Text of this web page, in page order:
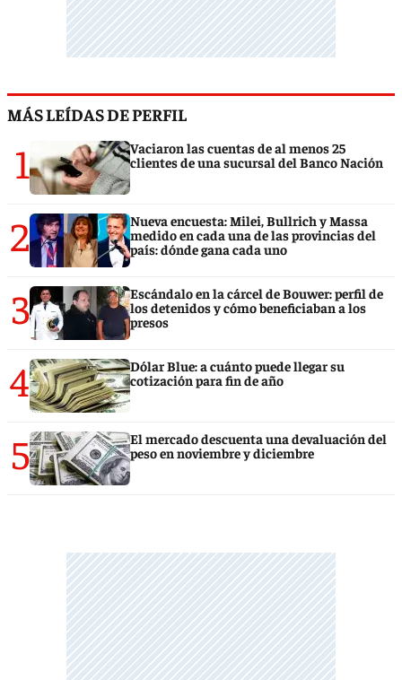
MÁS LEÍDAS DE PERFIL
1
Vaciaron las cuentas de al menos 25
clientes de una sucursal del Banco Nación
2
Nueva encuesta: Milei, Bullrich y Massa
medido en cada una de las provincias del
país: dónde gana cada uno
3
Escándalo en la cárcel de Bouwer: perfil de
los detenidos y cómo beneficiaban a los
presos
4
Dólar Blue: a cuánto puede llegar su
cotización para fin de año
5
El mercado descuenta una devaluación del
peso en noviembre y diciembre